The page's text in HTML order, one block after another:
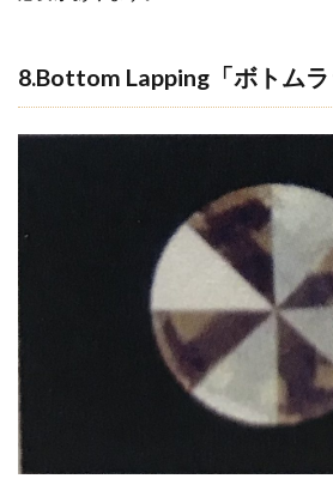
8.Bottom Lapping「ボトムラ